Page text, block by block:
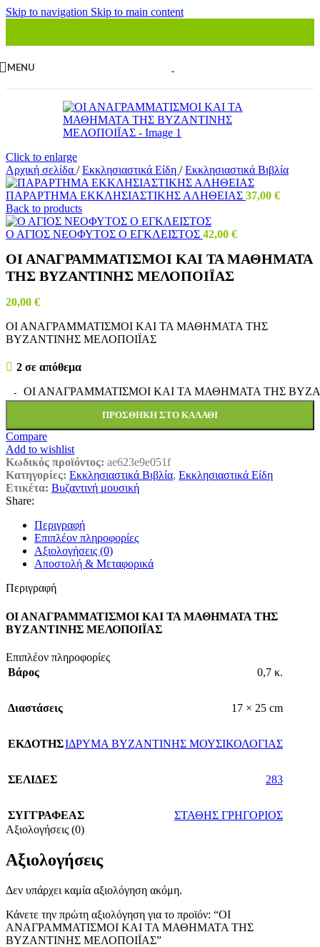
Skip to navigation Skip to main content
MENU
Click to enlarge
Αρχική σελίδα / Εκκλησιαστικά Είδη / Εκκλησιαστικά Βιβλία
ΠΑΡΑΡΤΗΜΑ ΕΚΚΛΗΣΙΑΣΤΙΚΗΣ ΑΛΗΘΕΙΑΣ 37,00 €
Back to products
Ο ΑΓΙΟΣ ΝΕΟΦΥΤΟΣ Ο ΕΓΚΛΕΙΣΤΟΣ 42,00 €
ΟΙ ΑΝΑΓΡΑΜΜΑΤΙΣΜΟΙ ΚΑΙ ΤΑ ΜΑΘΗΜΑΤΑ
ΤΗΣ ΒΥΖΑΝΤΙΝΗΣ ΜΕΛΟΠΟΙΪΑΣ
20,00 €
ΟΙ ΑΝΑΓΡΑΜΜΑΤΙΣΜΟΙ ΚΑΙ ΤΑ ΜΑΘΗΜΑΤΑ ΤΗΣ
ΒΥΖΑΝΤΙΝΗΣ ΜΕΛΟΠΟΙΪΑΣ
2 σε απόθεμα
ΟΙ ΑΝΑΓΡΑΜΜΑΤΙΣΜΟΙ ΚΑΙ ΤΑ ΜΑΘΗΜΑΤΑ ΤΗΣ
ΠΡΟΣΘΉΚΗ ΣΤΟ ΚΑΛΆΘΙ
Compare
Add to wishlist
Κωδικός προϊόντος: ae623e9e051f
Κατηγορίες: Εκκλησιαστικά Βιβλία, Εκκλησιαστικά Είδη
Ετικέτα: Βυζαντινή μουσική
Share:
Περιγραφή
Επιπλέον πληροφορίες
Αξιολογήσεις (0)
Αποστολή & Μεταφορικά
Περιγραφή
ΟΙ ΑΝΑΓΡΑΜΜΑΤΙΣΜΟΙ ΚΑΙ ΤΑ ΜΑΘΗΜΑΤΑ ΤΗΣ
ΒΥΖΑΝΤΙΝΗΣ ΜΕΛΟΠΟΙΪΑΣ
Επιπλέον πληροφορίες
Βάρος
0,7 κ.
Διαστάσεις 17 × 25 cm
ΕΚΔΟΤΗΣΙΔΡΥΜΑ ΒΥΖΑΝΤΙΝΗΣ ΜΟΥΣΙΚΟΛΟΓΙΑΣ
ΣΕΛΙΔΕΣ 283
ΣΥΓΓΡΑΦΕΑΣ
ΣΤΑΘΗΣ ΓΡΗΓΟΡΙΟΣ
Αξιολογήσεις (0)
Αξιολογήσεις
Δεν υπάρχει καμία αξιολόγηση ακόμη.
Κάνετε την πρώτη αξιολόγηση για το προϊόν: “ΟΙ
ΑΝΑΓΡΑΜΜΑΤΙΣΜΟΙ ΚΑΙ ΤΑ ΜΑΘΗΜΑΤΑ ΤΗΣ
ΒΥΖΑΝΤΙΝΗΣ ΜΕΛΟΠΟΙΪΑΣ”